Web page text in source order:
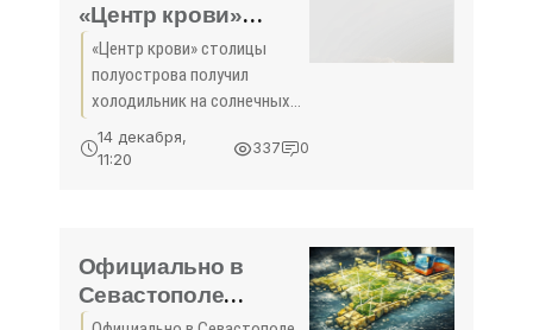
«Центр крови»
получил
холодильник на
солнечных батареях
- «Здоровье Крыма»
«Центр крови» столицы
полуострова получил
холодильник на солнечных
14 декабря,
11:20
337 0
Официально в
Севастополе
проживают 428